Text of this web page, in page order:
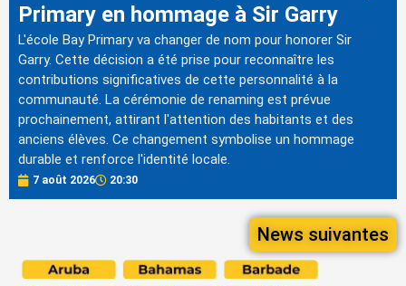
Primary en hommage à Sir Garry
L'école Bay Primary va changer de nom pour honorer Sir
Garry. Cette décision a été prise pour reconnaître les
contributions significatives de cette personnalité à la
communauté. La cérémonie de renaming est prévue
prochainement, attirant l'attention des habitants et des
anciens élèves. Ce changement symbolise un hommage
durable et renforce l'identité locale.
7 août 2026 20:30
News suivantes